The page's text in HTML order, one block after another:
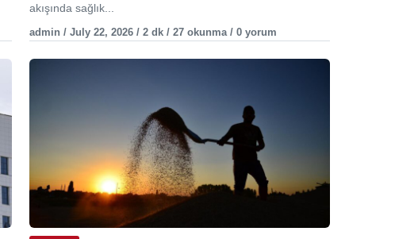
akışında sağlık...
admin / July 22, 2026 / 2 dk / 27 okunma / 0 yorum